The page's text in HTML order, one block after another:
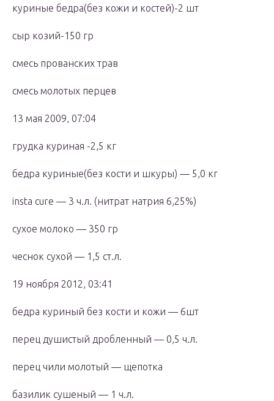
куриные бедра(без кожи и костей)-2 шт
сыр козий-150 гр
смесь прованских трав
смесь молотых перцев
13 мая 2009, 07:04
грудка куриная -2,5 кг
бедра куриные(без кости и шкуры) — 5,0 кг
insta cure — 3 ч.л. (нитрат натрия 6,25%)
сухое молоко — 350 гр
чеснок сухой — 1,5 ст.л.
19 ноября 2012, 03:41
бедра куриный без кости и кожи — 6шт
перец душистый дробленный — 0,5 ч.л.
перец чили молотый — щепотка
базилик сушеный — 1 ч.л.